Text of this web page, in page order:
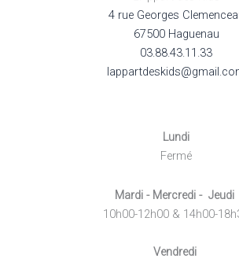
4 rue Georges
67500 Haguenau
03.88.43.11.33
Lundi
Fermé
Mardi - Mercredi - Jeudi
10h00-12h00 & 14h00-
Vendredi